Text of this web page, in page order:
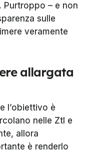
Purtroppo – e non
sulle
veramente
allargata
l’obiettivo è
nelle Ztl e
allora
è renderlo